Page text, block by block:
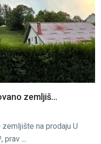
zemljiš...
na prodaju U
prav ...